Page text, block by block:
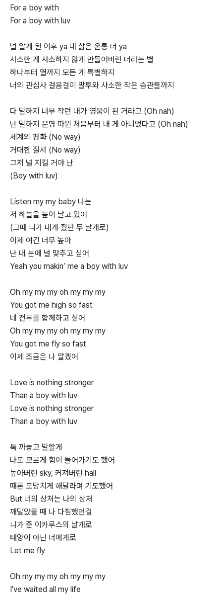
For a boy with
For a boy with luv
널 알게 된 이후 ya 내 삶은 온통 너 ya
사소한 게 사소하지 않게 만들어버린 너라는 별
하나부터 열까지 모든 게 특별하지
너의 관심사 걸음걸이 말투와 사소한 작은 습관들까지
다 말하지 너무 작던 내가 영웅이 된 거라고 (Oh nah)
난 말하지 운명 따윈 처음부터 내 게 아니었다고 (Oh nah)
세계의 평화 (No way)
거대한 질서 (No way)
그저 널 지킬 거야 난
(Boy with luv)
Listen my my baby 나는
저 하늘을 높이 날고 있어
(그때 니가 내게 줬던 두 날개로)
이제 여긴 너무 높아
난 내 눈에 널 맞추고 싶어
Yeah you makin’ me a boy with luv
Oh my my my oh my my my
You got me high so fast
네 전부를 함께하고 싶어
Oh my my my oh my my my
You got me fly so fast
이제 조금은 나 알겠어
Love is nothing stronger
Than a boy with luv
Love is nothing stronger
Than a boy with luv
툭 까놓고 말할게
나도 모르게 힘이 들어가기도 했어
높아버린 sky, 커져버린 hall
때론 도망치게 해달라며 기도했어
But 너의 상처는 나의 상처
깨달았을 때 나 다짐했던걸
니가 준 이카루스의 날개로
태양이 아닌 너에게로
Let me fly
Oh my my my oh my my my
I've waited all my life